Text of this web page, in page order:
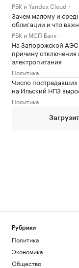
РБК и Yandex Cloud
Зачем малому и
облигации и что
РБК и МСП Банк
На Запорожской
причину
электропитания
Политика
Число
на Ильский НПЗ
Политика
Рубрики
Политика
Экономика
Общество